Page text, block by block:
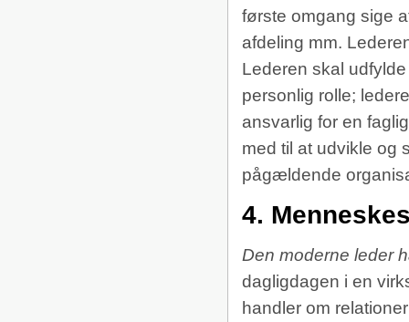
første omgang sige
afdeling mm.
Lederen skal
personlig rolle;
ansvarlig for en
med til at udvikle og
pågældende
4.
Den moderne leder
dagligdagen i en
handler om